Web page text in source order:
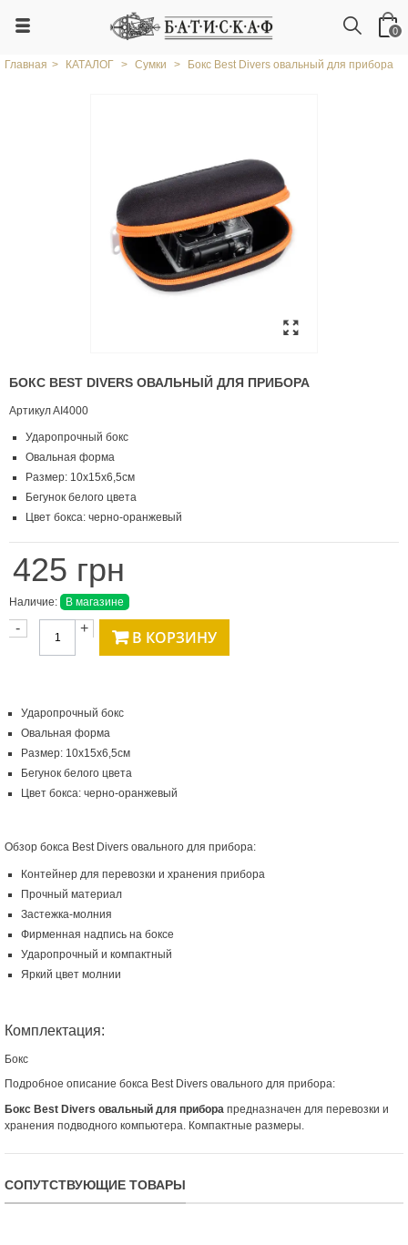
0
Главная > КАТАЛОГ > Сумки > Бокс Best Divers овальный для прибора
БОКС BEST DIVERS ОВАЛЬНЫЙ ДЛЯ ПРИБОРА
АртикулAI4000
Ударопрочный бокс
Овальная форма
Размер: 10х15х6,5см
Бегунок белого цвета
Цвет бокса: черно-оранжевый
425 грн
Наличие: В магазине
- + В КОРЗИНУ
Ударопрочный бокс
Овальная форма
Размер: 10х15х6,5см
Бегунок белого цвета
Цвет бокса: черно-оранжевый
Обзор бокса Best Divers овального для прибора:
Контейнер для перевозки и хранения прибора
Прочный материал
Застежка-молния
Фирменная надпись на боксе
Ударопрочный и компактный
Яркий цвет молнии
Комплектация:
Бокс
Подробное описание бокса Best Divers овального для прибора:
Бокс Best Divers овальный для прибора предназначен для перевозки и
хранения подводного компьютера. Компактные размеры.
СОПУТСТВУЮЩИЕ ТОВАРЫ